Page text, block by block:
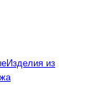
Изделия из